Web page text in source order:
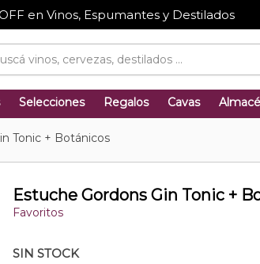
en Vinos, Espumantes y Destilados
Selecciones Regalos Cavas
Tonic + Botánicos
Estuche Gordons Gin Tonic +
Favoritos
SIN STOCK